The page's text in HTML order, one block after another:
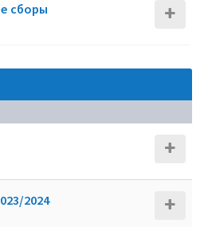
сборы
2024